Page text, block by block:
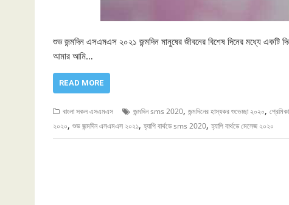
শুভ জন্মদিন এসএমএস ২০২১ জন্মদিন মানুষের জীবনের বিশেষ দিনের মধ্যে
আমার আমি…
READ MORE
বাংলা সকল এসএমএস জন্মদিন sms 2020, জন্মদিনের হাস্যকর শুভেচ্ছা ২০২০,
২০২০, শুভ জন্মদিন এসএমএস ২০২১,হ্যাপি বার্থডে sms 2020,হ্যাপি বার্থডে মেসেজ ২০২০